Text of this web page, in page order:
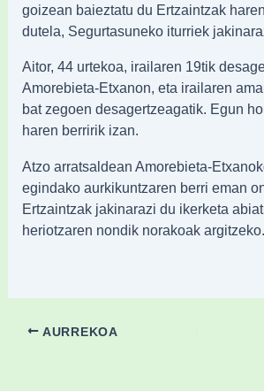
goizean baieztatu du Ertzaintzak
dutela, Segurtasuneko iturriek
Aitor, 44 urtekoa, irailaren 19tik
Amorebieta-Etxanon, eta irailaren
bat zegoen desagertzeagatik. Egun
haren berririk izan.
Atzo arratsaldean Amorebieta-
egindako aurkikuntzaren berri eman
Ertzaintzak jakinarazi du ikerketa
heriotzaren nondik norakoak argitzeko.
AURREKOA